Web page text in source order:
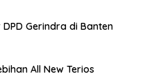
Gerindra di Banten
All New Terios